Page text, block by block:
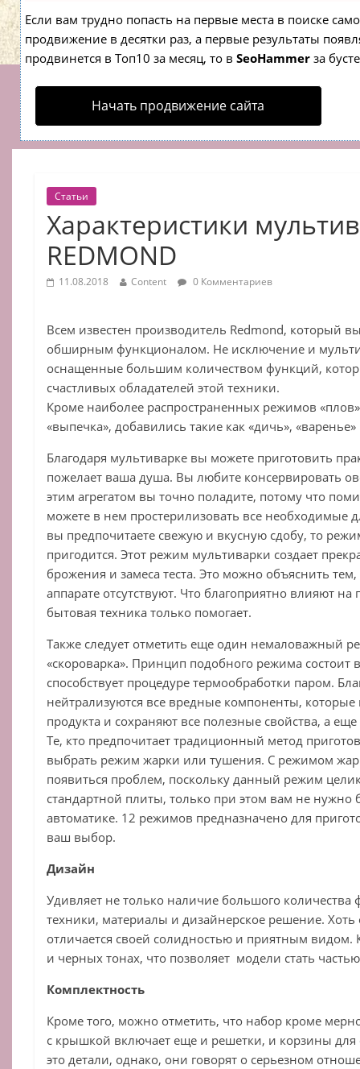
Если вам трудно попасть на первые места в поиске
продвижение в десятки раз, а первые результаты
продвинется в Топ10 за месяц, то в SeoHammerза
Начать продвижение сайта
Статьи
Характеристики
REDMOND
11.08.2018 Content 0 Комментариев
Всем известен производитель Redmond, который
обширным функционалом. Не исключение и
оснащенные большим количеством функций,
счастливых обладателей этой техники.
Кроме наиболее распространенных режимов
«выпечка», добавились такие как «дичь»,
Благодаря мультиварке вы можете приготовить
пожелает ваша душа. Вы любите консервировать
этим агрегатом вы точно поладите, потому что
можете в нем простерилизовать все необходимые
вы предпочитаете свежую и вкусную сдобу, то
пригодится. Этот режим мультиварки создает
брожения и замеса теста. Это можно объяснить
аппарате отсутствуют. Что благоприятно влияют на
бытовая техника только помогает.
Также следует отметить еще один немаловажный
«скороварка». Принцип подобного режима состоит
способствует процедуре термообработки паром.
нейтрализуются все вредные компоненты, которые
продукта и сохраняют все полезные свойства, а
Те, кто предпочитает традиционный метод
выбрать режим жарки или тушения. С режимом
появиться проблем, поскольку данный режим
стандартной плиты, только при этом вам не нужно
автоматике. 12 режимов предназначено для
ваш выбор.
Дизайн
Удивляет не только наличие большого
техники, материалы и дизайнерское решение.
отличается своей солидностью и приятным видом.
и черных тонах, что позволяет модели стать
Комплектность
Кроме того, можно отметить, что набор кроме
с крышкой включает еще и решетки, и корзины для
это детали, однако, они говорят о серьезном